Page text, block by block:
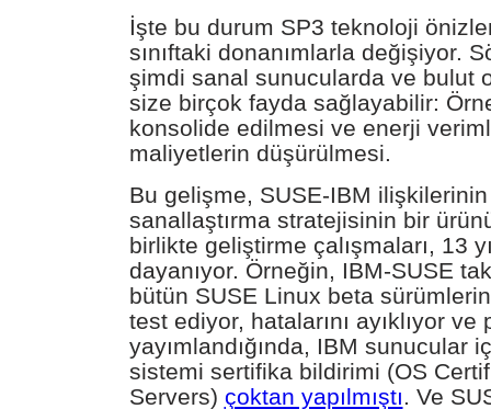
İşte bu durum SP3 teknoloji
sınıftaki donanımlarla değişiyor.
şimdi sanal sunucularda ve bulut
size birçok fayda sağlayabilir:
konsolide edilmesi ve enerji
maliyetlerin düşürülmesi.
Bu gelişme, SUSE-IBM
sanallaştırma stratejisinin bir
birlikte geliştirme çalışmaları, 13
dayanıyor. Örneğin, IBM-SUSE
bütün SUSE Linux beta
test ediyor, hatalarını ayıklıyor ve
yayımlandığında, IBM sunucular
sistemi sertifika bildirimi (OS
Servers) çoktan yapılmıştı . Ve